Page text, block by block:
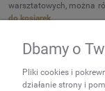
warsztatowych, można
do kosiarek.
NEWSLETTER
Podaj swój adres e-
Dbamy o
Pliki cookies i
działanie strony i